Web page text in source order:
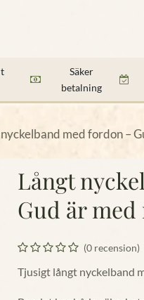
Säker
betalning
med fordon –
Långt
Gud är med
(0 recension)
Tjusigt långt nyckelband